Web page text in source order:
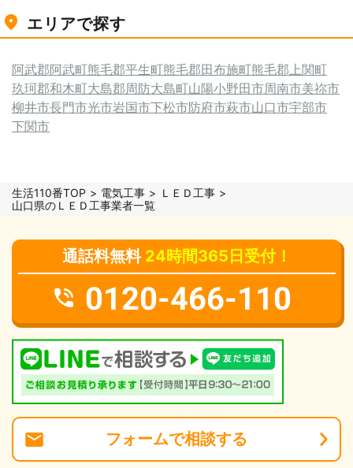
エリアで探す
阿武郡阿武町熊毛郡平生町熊毛郡田布施町熊毛郡上関町
玖珂郡和木町大島郡周防大島町山陽小野田市周南市美祢市
柳井市長門市光市岩国市下松市防府市萩市山口市宇部市
下関市
生活110番TOP 電気工事
ＬＥＤ工事
山口県のＬＥＤ工事業者一覧
通話料無料 24時間365日受付！
0120-466-110
フォームで相談する